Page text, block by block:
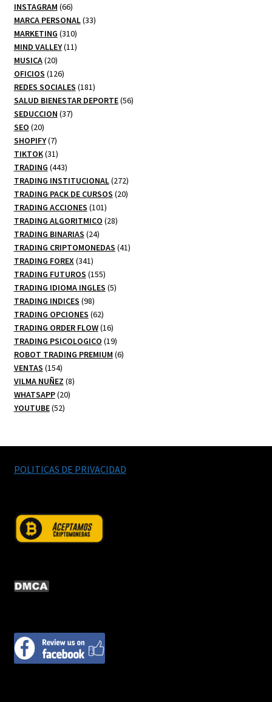
INSTAGRAM 6666
productos
MARCA PERSONAL 3333
MARKETING 310310
productos
MIND VALLEY 1111
MUSICA 2020
productos
OFICIOS 126126
productos
REDES SOCIALES 181181
productos
SALUD BIENESTAR DEPORTE 5656
SEDUCCION 3737
SEO 2020
productos
SHOPIFY 77
productos
TIKTOK 3131
productos
TRADING 443443
productos
TRADING INSTITUCIONAL 272272
productos
TRADING PACK DE CURSOS 2020
TRADING ACCIONES 101101
productos
TRADING ALGORITMICO 2828
TRADING BINARIAS 2424
productos
TRADING CRIPTOMONEDAS 4141
TRADING FOREX 341341
productos
TRADING FUTUROS 155155
productos
TRADING IDIOMA INGLES 55
TRADING INDICES 9898
productos
TRADING OPCIONES 6262
productos
TRADING ORDER FLOW 1616
productos
TRADING PSICOLOGICO 1919
productos
ROBOT TRADING PREMIUM 66
VENTAS 154154
productos
VILMA NUÑEZ 88
WHATSAPP 2020
YOUTUBE 5252
POLITICAS DE PRIVACIDAD